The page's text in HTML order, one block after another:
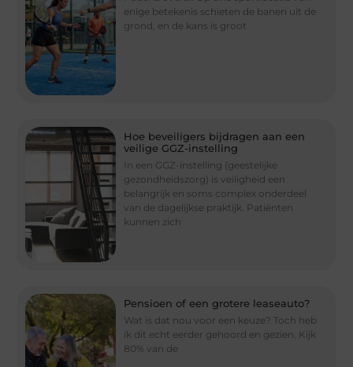
enige betekenis schieten de banen uit de
grond, en de kans is groot
Hoe beveiligers bijdragen aan een
veilige GGZ-instelling
In een GGZ-instelling (geestelijke
gezondheidszorg) is veiligheid een
belangrijk en soms complex onderdeel
van de dagelijkse praktijk. Patiënten
kunnen zich
Pensioen of een grotere leaseauto?
Wat is dat nou voor een keuze? Toch heb
ik dit echt eerder gehoord en gezien. Kijk
80% van de